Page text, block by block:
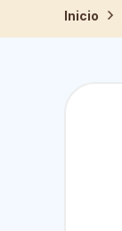
Inicio